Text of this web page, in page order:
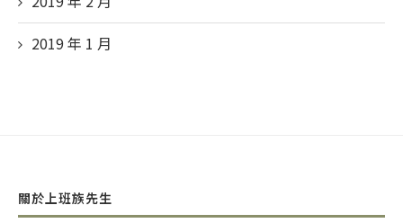
2019 年 1 月
關於上班族先生